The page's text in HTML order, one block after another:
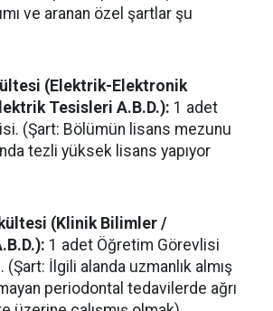
ve aranan özel şartlar şu
(Elektrik-Elektronik
Tesisleri A.B.D.): 1 adet
(Şart: Bölümün lisans mezunu
tezli yüksek lisans yapıyor
(Klinik Bilimler /
1 adet Öğretim Görevlisi
İlgili alanda uzmanlık almış
periodontal tedavilerde ağrı